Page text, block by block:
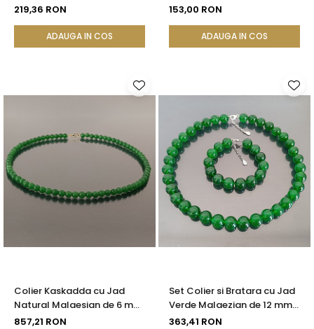
219,36 RON
ADAUGA IN COS
153,00 RON
ADAUGA IN COS
Colier Kaskadda cu Jad
Natural Malaesian de 6 mm
si Inchizatoare de Aur de 14
857,21 RON
Set Colier si Bratara cu Jad
Verde Malaezian de 12 mm
si Inchizatori din Argint
363,41 RON